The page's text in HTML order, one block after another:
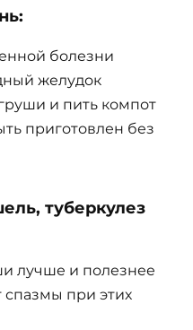
болезни
желудок
и пить компот
приготовлен без
туберкулез
лучше и полезнее
при этих